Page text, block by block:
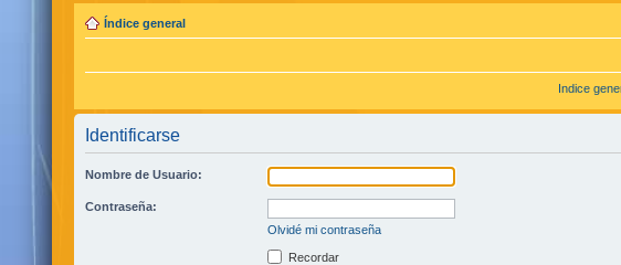
Índice general
Indice
Identificarse
Nombre de Usuario:
Contraseña:
Olvidé mi contraseña
Recordar